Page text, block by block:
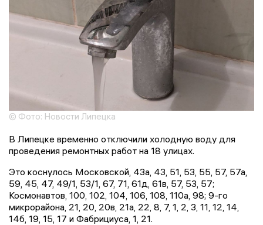
© Фото: Новости Липецка
В Липецке временно отключили холодную воду для
проведения ремонтных работ на 18 улицах.
Это коснулось Московской, 43а, 43, 51, 53, 55, 57, 57а,
59, 45, 47, 49/1, 53/1, 67, 71, 61д, 61в, 57, 53, 57;
Космонавтов, 100, 102, 104, 106, 108, 110а, 98; 9-го
микрорайона, 21, 20, 20в, 21а, 22, 8, 7, 1, 2, 3, 11, 12, 14,
14б, 19, 15, 17 и Фабрициуса, 1, 21.